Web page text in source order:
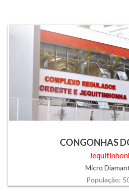
CONGONHAS
Micro
População: